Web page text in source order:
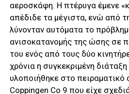
αεροσκάφη. Η πτέρυγα έμενε
απέδιδε τα μέγιστα, ενώ από
λύνονταν αυτόματα το
ανισοκατανομής της ώσης σε
του ενός από τους δύο
χρόνια η συγκεκριμένη
υλοποιήθηκε στο
Coppingen Co 9 που είχε